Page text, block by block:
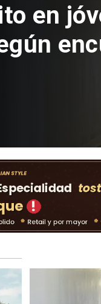
del
con